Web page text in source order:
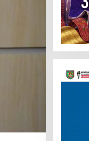
Pemutar
Video